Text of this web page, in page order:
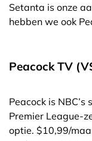
Setanta is onze
hebben we ook
Peacock TV
Peacock is
Premier League-
optie. $10,99/